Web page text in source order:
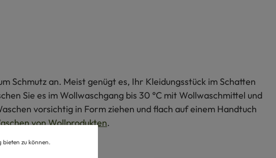
Schmutz an. Meist genügt es, Ihr Kleidungsstück im Schatten
Sie es im Wollwaschgang bis 30 °C mit Wollwaschmittel und
vorsichtig in Form ziehen und flach auf einem Handtuch
von Wollprodukten.
bieten zu können.